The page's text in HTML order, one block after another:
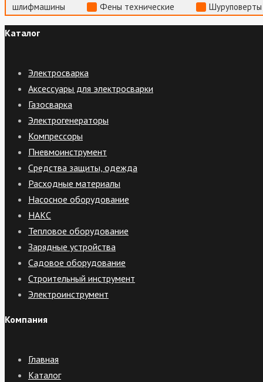
шлифмашины
Фены технические
Каталог
Электросварка
Аксессуары для электросварки
Газосварка
Электрогенераторы
Компрессоры
Пневмоинструмент
Средства защиты, одежда
Расходные материалы
Насосное оборудование
НАКС
Тепловое оборудование
Зарядные устройства
Садовое оборудование
Строительный инструмент
Электроинструмент
Компания
Главная
Каталог